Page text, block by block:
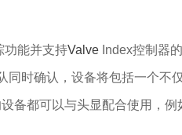
功能并支持Valve Index控制器的
时确认，设备将包括一个不
备都可以与头显配合使用，例